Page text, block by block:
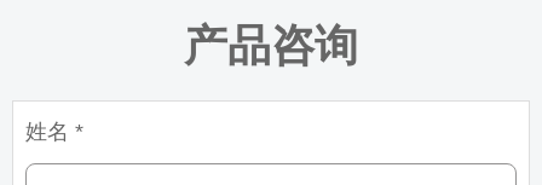
产品咨询
姓名 *